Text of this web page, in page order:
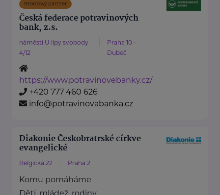
Bronzový partner
Česká federace potravinových
bank, z.s.
náměstí U lípy svobody
4/12
Praha 10 -
Dubeč
https://www.potravinovebanky.cz/
+420 777 460 626
info@potravinovabanka.cz
Diakonie Českobratrské církve
evangelické
Belgická 22 Praha 2
Komu pomáháme